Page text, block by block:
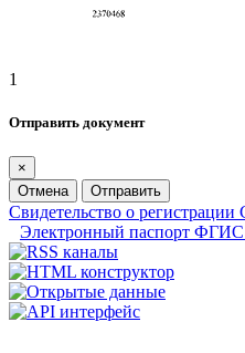
1
Отправить документ
×
Отмена
Отправить
Свидетельство о
Электронный паспорт